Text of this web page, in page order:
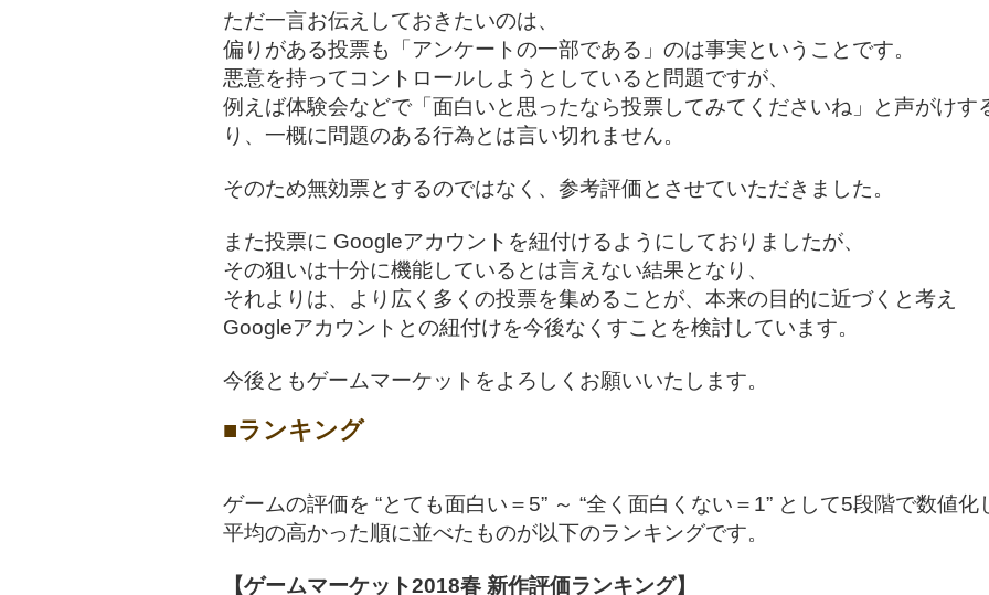
ただ一言お伝えしておきたいのは、
偏りがある投票も「アンケートの一部である」のは事実ということです。
悪意を持ってコントロールしようとしていると問題ですが、
例えば体験会などで「面白いと思ったなら投票してみてくださいね」と声がけす
り、一概に問題のある行為とは言い切れません。
そのため無効票とするのではなく、参考評価とさせていただきました。
また投票に Googleアカウントを紐付けるようにしておりましたが、
その狙いは十分に機能しているとは言えない結果となり、
それよりは、より広く多くの投票を集めることが、本来の目的に近づくと考え
Googleアカウントとの紐付けを今後なくすことを検討しています。
今後ともゲームマーケットをよろしくお願いいたします。
■ランキング
ゲームの評価を “とても面白い＝5” ～ “全く面白くない＝1” として5段階で数値化
平均の高かった順に並べたものが以下のランキングです。
【ゲームマーケット2018春 新作評価ランキング】